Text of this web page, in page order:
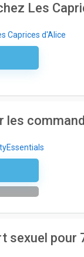
Les
Caprices d'Alice
les
sexuel pour